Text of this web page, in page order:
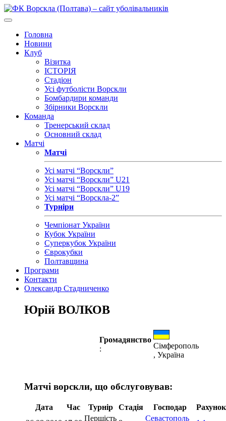
Головна
Новини
Клуб
Візитка
ІСТОРІЯ
Стадіон
Усі футболісти Ворскли
Бомбардири команди
Збірники Ворскли
Команда
Тренерський склад
Основний склад
Матчі
Матчі
Усі матчі “Ворскли”
Усі матчі “Ворскли” U21
Усі матчі “Ворскли” U19
Усі матчі “Ворскла-2”
Турніри
Чемпіонат України
Кубок України
Суперкубок України
Єврокубки
Полтавщина
Програми
Контакти
Олександр Стадниченко
Юрій ВОЛКОВ
Громадянство
:
Сімферополь
, Україна
Матчі ворскли, що обслуговував:
Дата Час Турнір Стадія Господар
Рахунок
Першість
Севастополь